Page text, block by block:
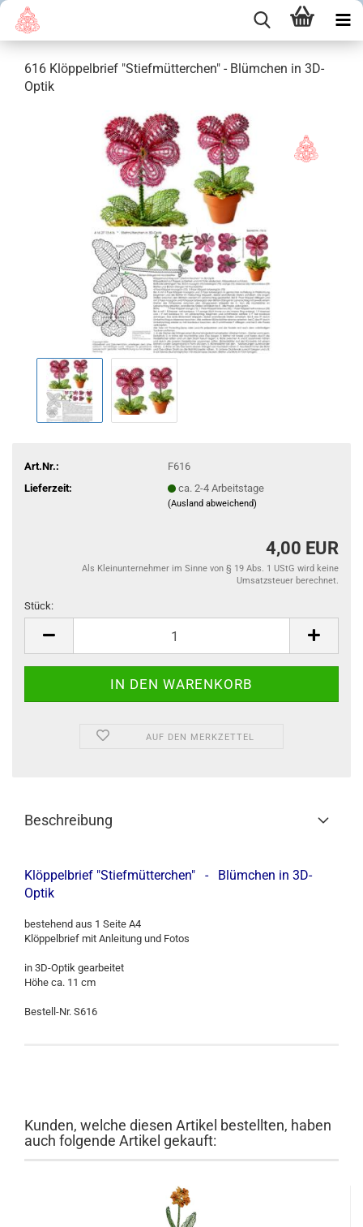
616 Klöppelbrief "Stiefmütterchen" - Blümchen in 3D-
Optik
Art.Nr.:
F616
Lieferzeit:
ca. 2-4 Arbeitstage
(Ausland abweichend)
4,00 EUR
Als Kleinunternehmer im Sinne von § 19 Abs. 1 UStG wird keine
Umsatzsteuer berechnet.
Stück:
AUF DEN MERKZETTEL
Beschreibung
Klöppelbrief "Stiefmütterchen" - Blümchen in 3D-
Optik
bestehend aus 1 Seite A4
Klöppelbrief mit Anleitung und Fotos
in 3D-Optik gearbeitet
Höhe ca. 11 cm
Bestell-Nr. S616
Kunden, welche diesen Artikel bestellten, haben
auch folgende Artikel gekauft: